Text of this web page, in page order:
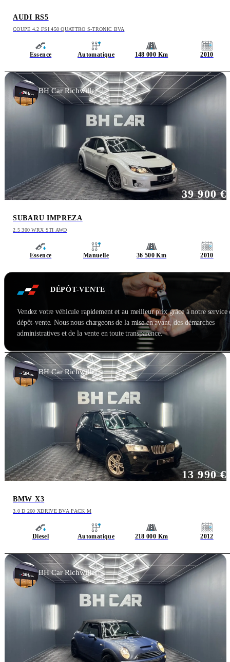
AUDI RS5
COUPE 4.2 FSI 450 QUATTRO S-TRONIC BVA
Essence Automatique 148 000 Km 2010
SUBARU IMPREZA
2.5 300 WRX STI AWD
Essence Manuelle 36 500 Km 2010
39 900 €
BH Car Richwiller
DÉPÔT-VENTE
Vendez votre véhicule rapidement et au meilleur prix grâce à notre service
dépôt-vente. Nous nous chargeons de la mise en avant, des démarches
administratives et de la vente en toute transparence.
BMW X3
3.0 D 260 XDRIVE BVA PACK M
Diesel Automatique 218 000 Km 2012
13 990 €
BH Car Richwiller
BH Car Richwiller